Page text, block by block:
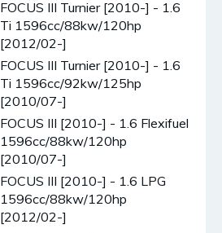
FOCUS III Turnier [2010-] - 1.6
Ti 1596cc/88kw/120hp
[2012/02-]
FOCUS III Turnier [2010-] - 1.6
Ti 1596cc/92kw/125hp
[2010/07-]
FOCUS III [2010-] - 1.6 Flexifuel
1596cc/88kw/120hp
[2010/07-]
FOCUS III [2010-] - 1.6 LPG
1596cc/88kw/120hp
[2012/02-]